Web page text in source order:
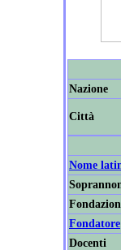
Nazione
Città
Nome
Fondatore
Docenti